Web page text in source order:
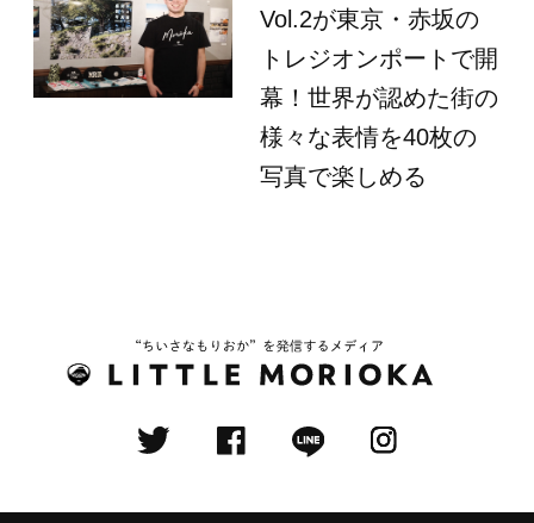
Vol.2が東京・赤坂の
トレジオンポートで開
幕！世界が認めた街の
様々な表情を40枚の
写真で楽しめる